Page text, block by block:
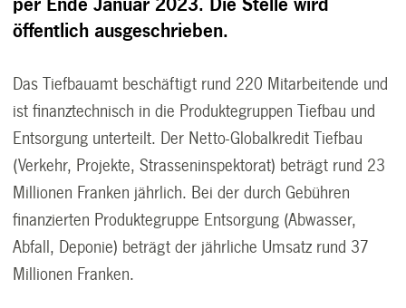
per Ende Januar 2023. Die Stelle wird
öffentlich ausgeschrieben.
Das Tiefbauamt beschäftigt rund 220 Mitarbeitende und
ist finanztechnisch in die Produktegruppen Tiefbau und
Entsorgung unterteilt. Der Netto-Globalkredit Tiefbau
(Verkehr, Projekte, Strasseninspektorat) beträgt rund 23
Millionen Franken jährlich. Bei der durch Gebühren
finanzierten Produktegruppe Entsorgung (Abwasser,
Abfall, Deponie) beträgt der jährliche Umsatz rund 37
Millionen Franken.